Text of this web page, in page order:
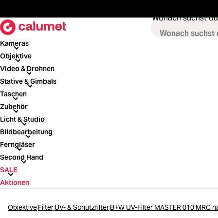
Wonach suchst
Kameras
Kameras
Objektive
Objektive
Video & Drohnen
Video & Drohnen
Stative & Gimbals
Stative & Gimbals
Taschen
Taschen
Zubehör
Zubehör
Licht & Studio
Licht & Studio
Bildbearbeitung
Bildbearbeitung
Ferngläser
Ferngläser
Second Hand
Second Hand
SALE
SALE
Aktionen
ObjektiveFilterUV- & SchutzfilterB+W UV-Filter MASTER 010 MRC